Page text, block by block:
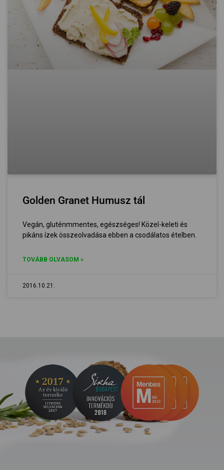
Golden Granet Humusz tál
Vegán, gluténmmentes, egészséges! Közel-keleti és
pikáns ízek összeolvadása ebben a csodálatos ételben.
TOVÁBB OLVASOM »
2016.10.21.